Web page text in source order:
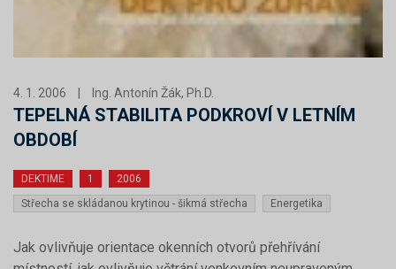
4. 1. 2006 Ing. Antonín Žák, Ph.D.
TEPELNÁ STABILITA PODKROVÍ V LETNÍM
OBDOBÍ
DEKTIME 1
2006
Střecha se skládanou krytinou - šikmá střecha
Energetika
Jak ovlivňuje orientace okenních otvorů přehřívání